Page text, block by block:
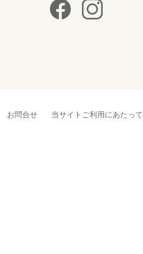
お問合せ 当サイトご利用にあたって